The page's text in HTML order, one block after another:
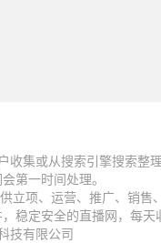
收集或从搜索引擎搜索整
第一时间处理。
立项、运营、推广、销
稳定安全的直播网，每
技有限公司